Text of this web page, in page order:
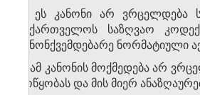
3. ეს კანონი არ ვრცელდება
საქართველოს საზღვაო
კანონქვემდებარე ნორმატიული
4. ამ კანონის მოქმედება არ
მოწყობას და მის მიერ